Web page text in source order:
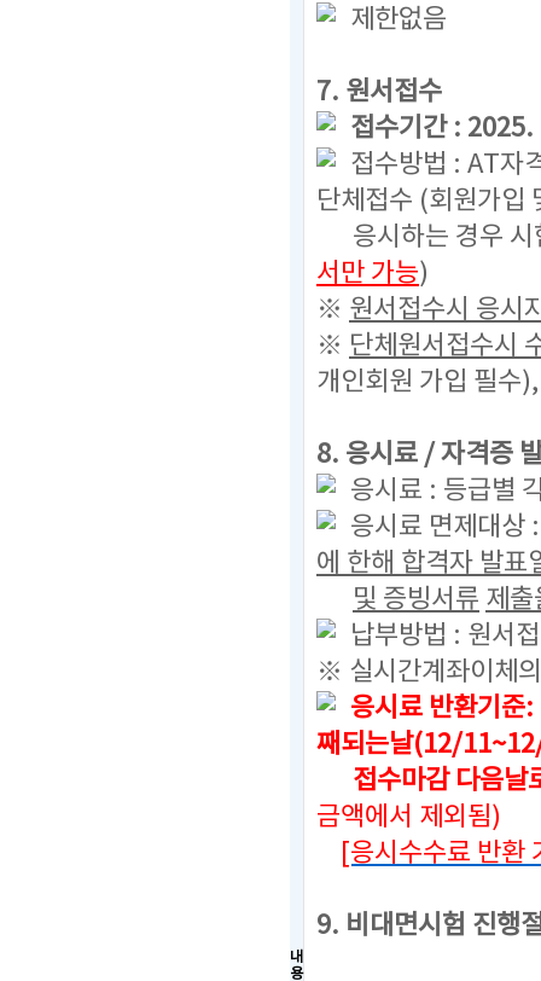
내
용
제한없음
7. 원서접수
접수기간 :
접수방법 : AT자
단체접수 (회원가입
응시하는 경우 시
서만 가능)
※ 원서접수시 응시
※ 단체원서접수시
개인회원 가입 필수
8. 응시료 / 자격증
응시료 : 등급별
응시료 면제대상
에 한해 합격자 발표
및 증빙서류 제출
납부방법 : 원서
※ 실시간계좌이체
응시료 반환기준
째되는날(12/
접수마감 다음날
금액에서 제외됨)
[응시수수료 반환
9. 비대면시험 진행